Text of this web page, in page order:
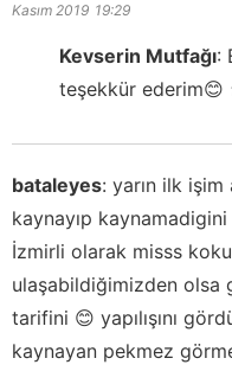
Kasım 2019 19:29
Kevserin Mutfağı:
teşekkür ederim😊
bataleyes: yarın ilk işim
kaynayıp
İzmirli olarak misss
ulaşabildiğimizden olsa
tarifini 😊 yapılışını
kaynayan pekmez